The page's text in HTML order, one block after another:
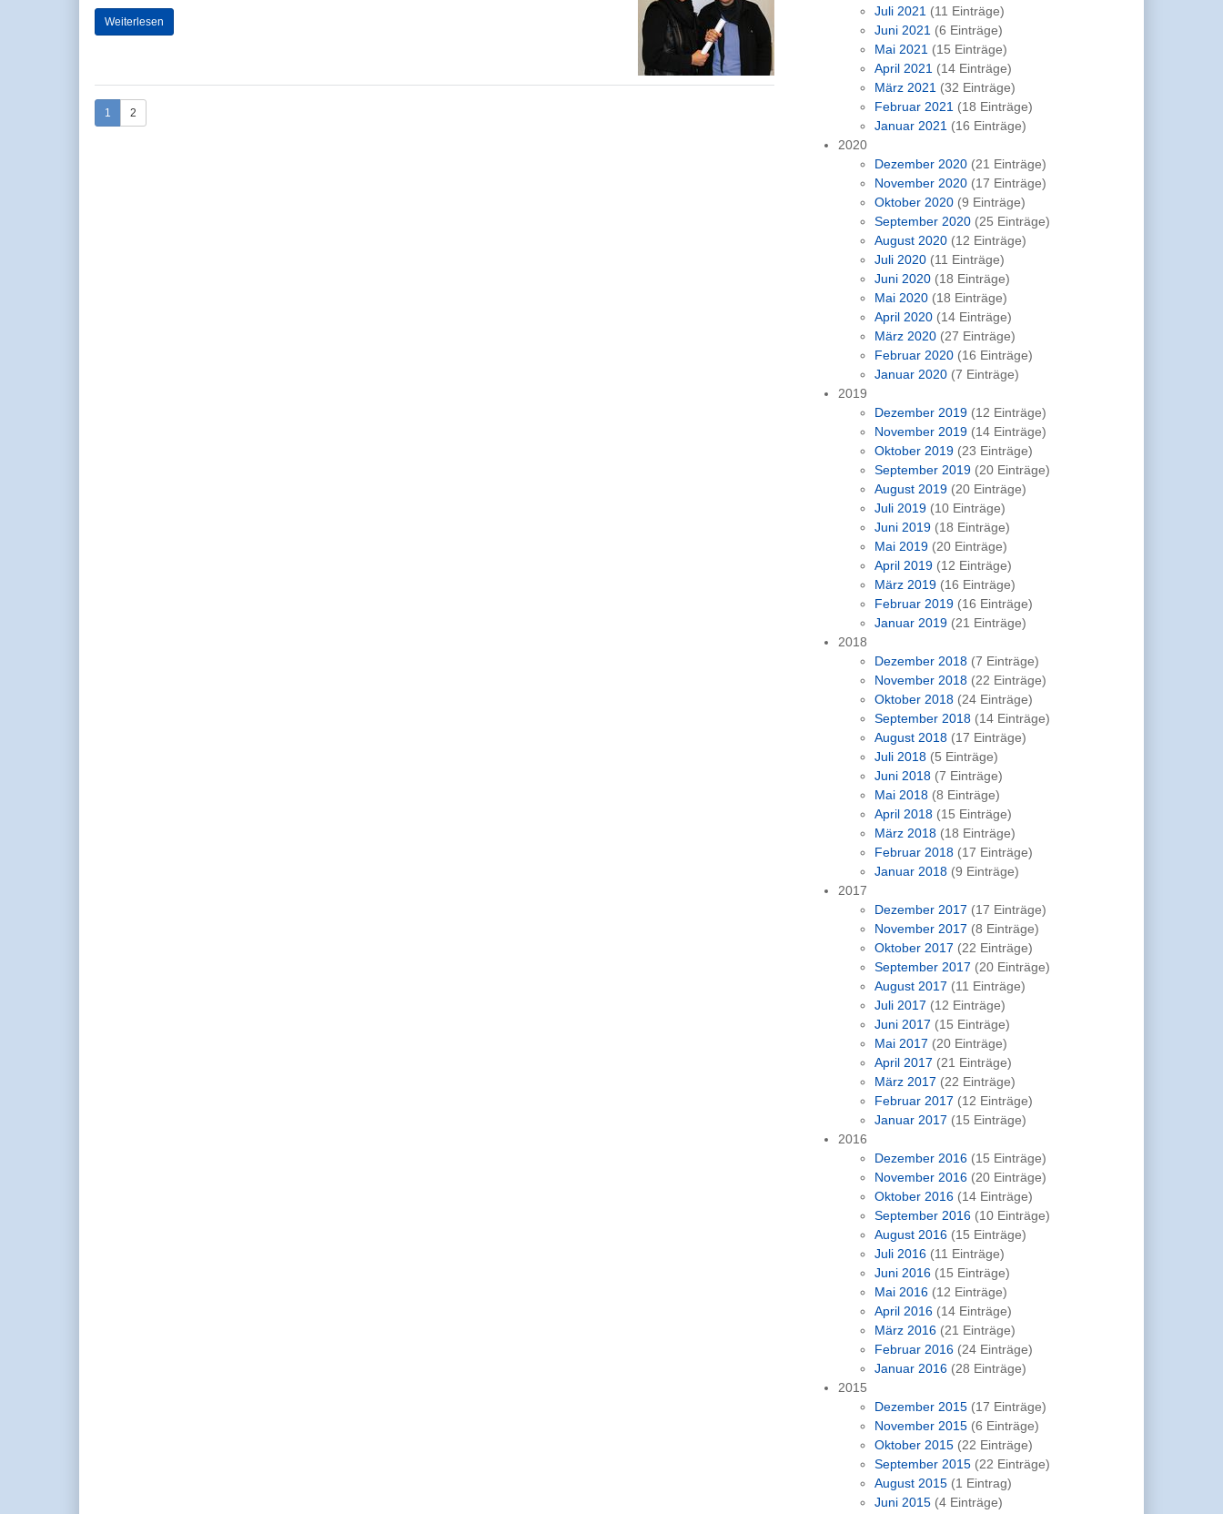
Weiterlesen
1 2
Juli 2021 (11 Einträge)
Juni 2021 (6 Einträge)
Mai 2021 (15 Einträge)
April 2021 (14 Einträge)
März 2021 (32 Einträge)
Februar 2021 (18 Einträge)
Januar 2021 (16 Einträge)
2020
Dezember 2020 (21 Einträge)
November 2020 (17 Einträge)
Oktober 2020 (9 Einträge)
September 2020 (25 Einträge)
August 2020 (12 Einträge)
Juli 2020 (11 Einträge)
Juni 2020 (18 Einträge)
Mai 2020 (18 Einträge)
April 2020 (14 Einträge)
März 2020 (27 Einträge)
Februar 2020 (16 Einträge)
Januar 2020 (7 Einträge)
2019
Dezember 2019 (12 Einträge)
November 2019 (14 Einträge)
Oktober 2019 (23 Einträge)
September 2019 (20 Einträge)
August 2019 (20 Einträge)
Juli 2019 (10 Einträge)
Juni 2019 (18 Einträge)
Mai 2019 (20 Einträge)
April 2019 (12 Einträge)
März 2019 (16 Einträge)
Februar 2019 (16 Einträge)
Januar 2019 (21 Einträge)
2018
Dezember 2018 (7 Einträge)
November 2018 (22 Einträge)
Oktober 2018 (24 Einträge)
September 2018 (14 Einträge)
August 2018 (17 Einträge)
Juli 2018 (5 Einträge)
Juni 2018 (7 Einträge)
Mai 2018 (8 Einträge)
April 2018 (15 Einträge)
März 2018 (18 Einträge)
Februar 2018 (17 Einträge)
Januar 2018 (9 Einträge)
2017
Dezember 2017 (17 Einträge)
November 2017 (8 Einträge)
Oktober 2017 (22 Einträge)
September 2017 (20 Einträge)
August 2017 (11 Einträge)
Juli 2017 (12 Einträge)
Juni 2017 (15 Einträge)
Mai 2017 (20 Einträge)
April 2017 (21 Einträge)
März 2017 (22 Einträge)
Februar 2017 (12 Einträge)
Januar 2017 (15 Einträge)
2016
Dezember 2016 (15 Einträge)
November 2016 (20 Einträge)
Oktober 2016 (14 Einträge)
September 2016 (10 Einträge)
August 2016 (15 Einträge)
Juli 2016 (11 Einträge)
Juni 2016 (15 Einträge)
Mai 2016 (12 Einträge)
April 2016 (14 Einträge)
März 2016 (21 Einträge)
Februar 2016 (24 Einträge)
Januar 2016 (28 Einträge)
2015
Dezember 2015 (17 Einträge)
November 2015 (6 Einträge)
Oktober 2015 (22 Einträge)
September 2015 (22 Einträge)
August 2015 (1 Eintrag)
Juni 2015 (4 Einträge)